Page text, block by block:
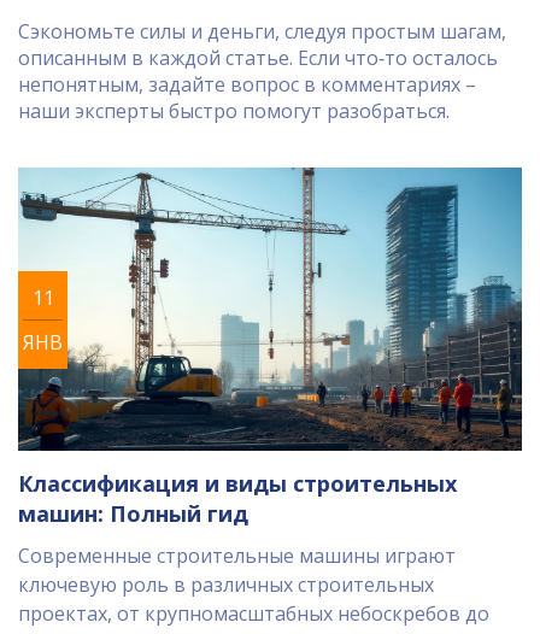
Сэкономьте силы и деньги, следуя простым шагам,
описанным в каждой статье. Если что‑то осталось
непонятным, задайте вопрос в комментариях –
наши эксперты быстро помогут разобраться.
11
ЯНВ
Классификация и виды строительных
машин: Полный гид
Современные строительные машины играют
ключевую роль в различных строительных
проектах, от крупномасштабных небоскребов до